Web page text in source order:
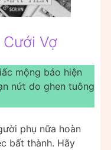
Vợ
mộng báo hiện
nứt do ghen tuông
phụ nữa hoàn
bất thành. Hãy